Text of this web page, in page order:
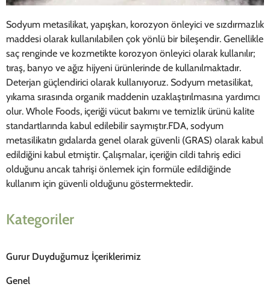
Sodyum metasilikat, yapışkan, korozyon önleyici ve sızdırmazlık
maddesi olarak kullanılabilen çok yönlü bir bileşendir. Genellikle
saç renginde ve kozmetikte korozyon önleyici olarak kullanılır;
tıraş, banyo ve ağız hijyeni ürünlerinde de kullanılmaktadır.
Deterjan güçlendirici olarak kullanıyoruz. Sodyum metasilikat,
yıkama sırasında organik maddenin uzaklaştırılmasına yardımcı
olur. Whole Foods, içeriği vücut bakımı ve temizlik ürünü kalite
standartlarında kabul edilebilir saymıştır.FDA, sodyum
metasilikatın gıdalarda genel olarak güvenli (GRAS) olarak kabul
edildiğini kabul etmiştir. Çalışmalar, içeriğin cildi tahriş edici
olduğunu ancak tahrişi önlemek için formüle edildiğinde
kullanım için güvenli olduğunu göstermektedir.
Kategoriler
Gurur Duyduğumuz İçeriklerimiz
Genel